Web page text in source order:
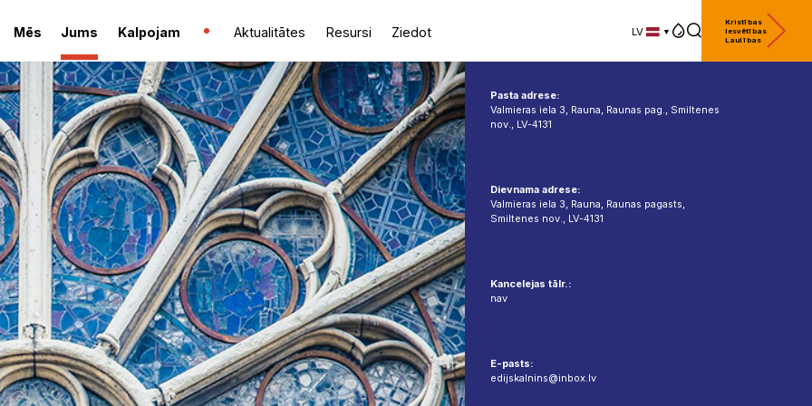
Mēs Jums Kalpojam Aktualitātes Resursi Ziedot
LV
Kristības
Iesvētības
Laulības
Pasta adrese:
Valmieras iela 3, Rauna, Raunas pag., Smiltenes
nov., LV-4131
Dievnama adrese:
Valmieras iela 3, Rauna, Raunas pagasts,
Smiltenes nov., LV-4131
Kancelejas tālr.:
nav
E-pasts:
edijskalnins@inbox.lv